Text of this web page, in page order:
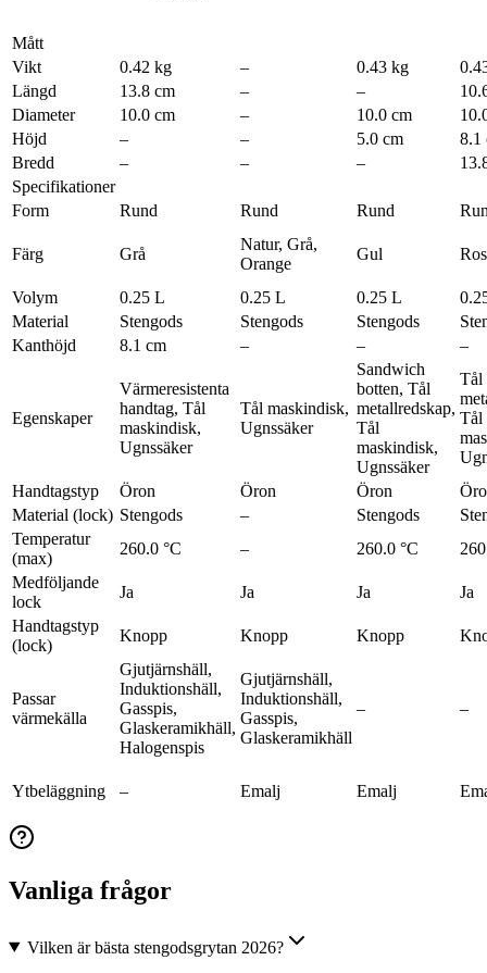
Mått
Vikt
0.42 kg – 0.43 kg
Längd
13.8 cm – –
Diameter
10.0 cm – 10.0 cm
Höjd
– – 5.0 cm
8.1
Bredd
– – –
Specifikationer
Form
Rund Rund Rund
Färg Grå
Natur, Grå,
Orange
Gul
Volym 0.25 L 0.25 L 0.25 L
Material
Stengods Stengods Stengods
Kanthöjd
8.1 cm – – –
Egenskaper
Värmeresistenta
handtag, Tål
maskindisk,
Ugnssäker
Tål maskindisk,
Ugnssäker
Sandwich
botten, Tål
metallredskap,
Tål
maskindisk,
Ugnssäker
Tål
Tål
Handtagstyp
Öron Öron Öron
Material (lock) Stengods – Stengods
Temperatur
(max)
260.0 °C – 260.0 °C
Medföljande
lock
Ja Ja Ja
Ja
Handtagstyp
(lock)
Knopp Knopp Knopp
Passar
värmekälla
Gjutjärnshäll,
Induktionshäll,
Gasspis,
Glaskeramikhäll,
Halogenspis
Gjutjärnshäll,
Induktionshäll,
Gasspis,
Glaskeramikhäll
– –
Ytbeläggning – Emalj Emalj
Vanliga frågor
Vilken är bästa stengodsgrytan 2026?